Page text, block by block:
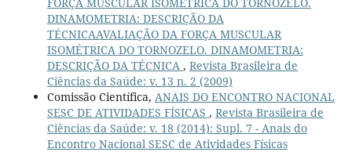
DINAMOMETRIA: DESCRIÇÃO DA
TÉCNICAAVALIAÇÃO DA FORÇA MUSCULAR
ISOMÉTRICA DO TORNOZELO. DINAMOMETRIA:
DESCRIÇÃO DA TÉCNICA , Revista Brasileira de
Ciências da Saúde: v. 13 n. 2 (2009)
Comissão Científica, ANAIS DO ENCONTRO NACIONAL
SESC DE ATIVIDADES FÍSICAS , Revista Brasileira de
Ciências da Saúde: v. 18 (2014): Supl. 7 - Anais do
Encontro Nacional SESC de Atividades Físicas